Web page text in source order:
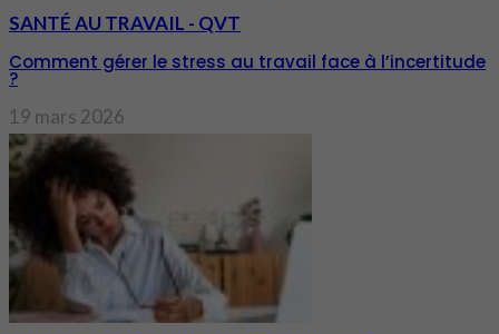
SANTÉ AU TRAVAIL - QVT
Comment gérer le stress au travail face à l’incertitude
?
19 mars 2026